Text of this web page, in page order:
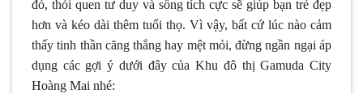
đó, thói quen tư duy và sống tích cực sẽ giúp bạn trẻ đẹp
hơn và kéo dài thêm tuổi thọ. Vì vậy, bất cứ lúc nào cảm
thấy tinh thần căng thẳng hay mệt mỏi, đừng ngần ngại áp
dụng các gợi ý dưới đây của Khu đô thị Gamuda City
Hoàng Mai nhé: